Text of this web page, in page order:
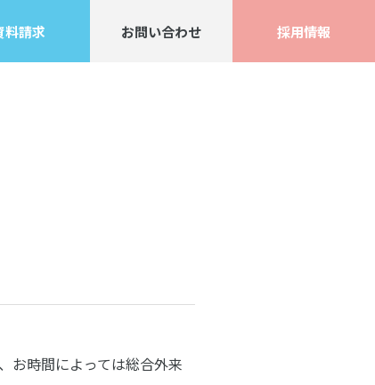
料請求 お問い合わせ 採用情報
お時間によっては総合外来